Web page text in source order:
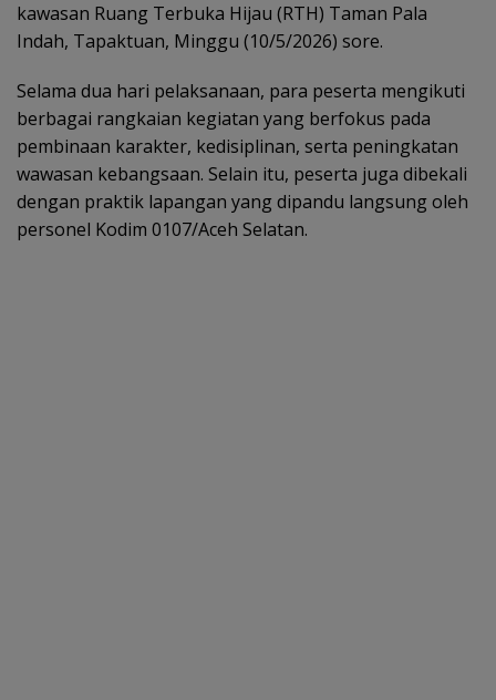
kawasan Ruang Terbuka Hijau (RTH) Taman Pala
Indah, Tapaktuan, Minggu (10/5/2026) sore.
Selama dua hari pelaksanaan, para peserta mengikuti
berbagai rangkaian kegiatan yang berfokus pada
pembinaan karakter, kedisiplinan, serta peningkatan
wawasan kebangsaan. Selain itu, peserta juga dibekali
dengan praktik lapangan yang dipandu langsung oleh
personel Kodim 0107/Aceh Selatan.